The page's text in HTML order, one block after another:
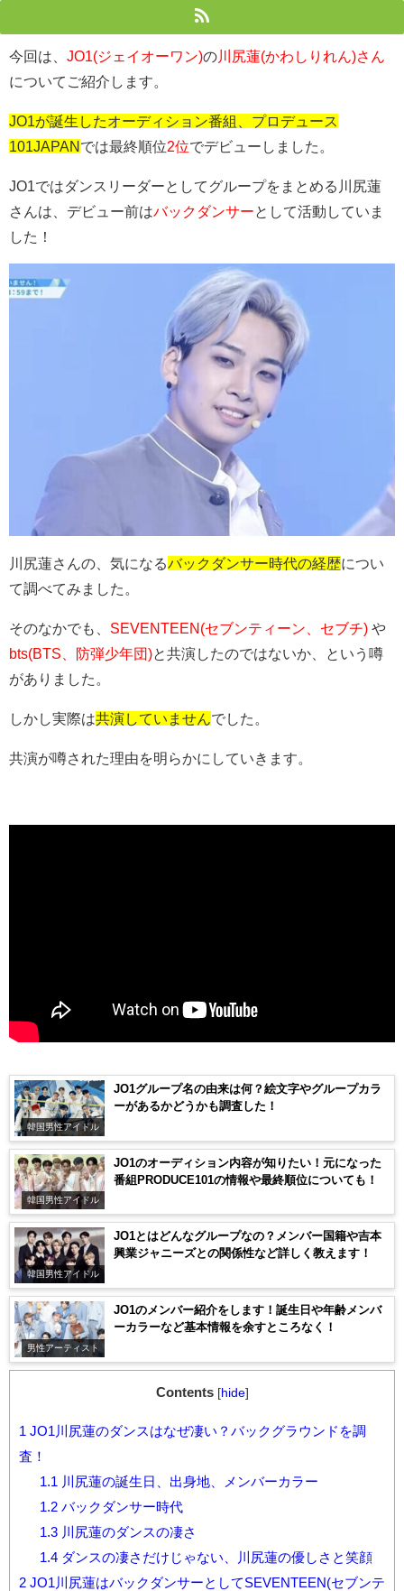
今回は、 JO1(ジェイオーワン)の川尻蓮(かわしりれん)さん
についてご紹介します。
JO1が誕生したオーディション番組、プロデュース
101JAPAN では最終順位2位でデビューしました。
JO1ではダンスリーダーとしてグループをまとめる川尻蓮
さんは、デビュー前はバックダンサー として活動していま
した！
川尻蓮さんの、気になるバックダンサー時代の経歴につい
て調べてみました。
そのなかでも、 SEVENTEEN(セブンティーン、セブチ) や
bts(BTS、防弾少年団)と共演したのではないか、という噂
がありました。
しかし実際は共演していません でした。
共演が噂された理由を明らかにしていきます。
韓国男性アイドル
JO1グループ名の由来は何？絵文字やグループカラ
ーがあるかどうかも調査した！
韓国男性アイドル
JO1のオーディション内容が知りたい！元になった
番組PRODUCE101の情報や最終順位についても！
韓国男性アイドル
JO1とはどんなグループなの？メンバー国籍や吉本
興業ジャニーズとの関係性など詳しく教えます！
男性アーティスト
JO1のメンバー紹介をします！誕生日や年齢メンバ
ーカラーなど基本情報を余すところなく！
Contents [hide]
1 JO1川尻蓮のダンスはなぜ凄い？バックグラウンドを調
査！
1.1 川尻蓮の誕生日、出身地、メンバーカラー
1.2バックダンサー時代
1.3川尻蓮のダンスの凄さ
1.4ダンスの凄さだけじゃない、川尻蓮の優しさと笑顔
2 JO1川尻蓮はバックダンサーとしてSEVENTEEN(セブンテ